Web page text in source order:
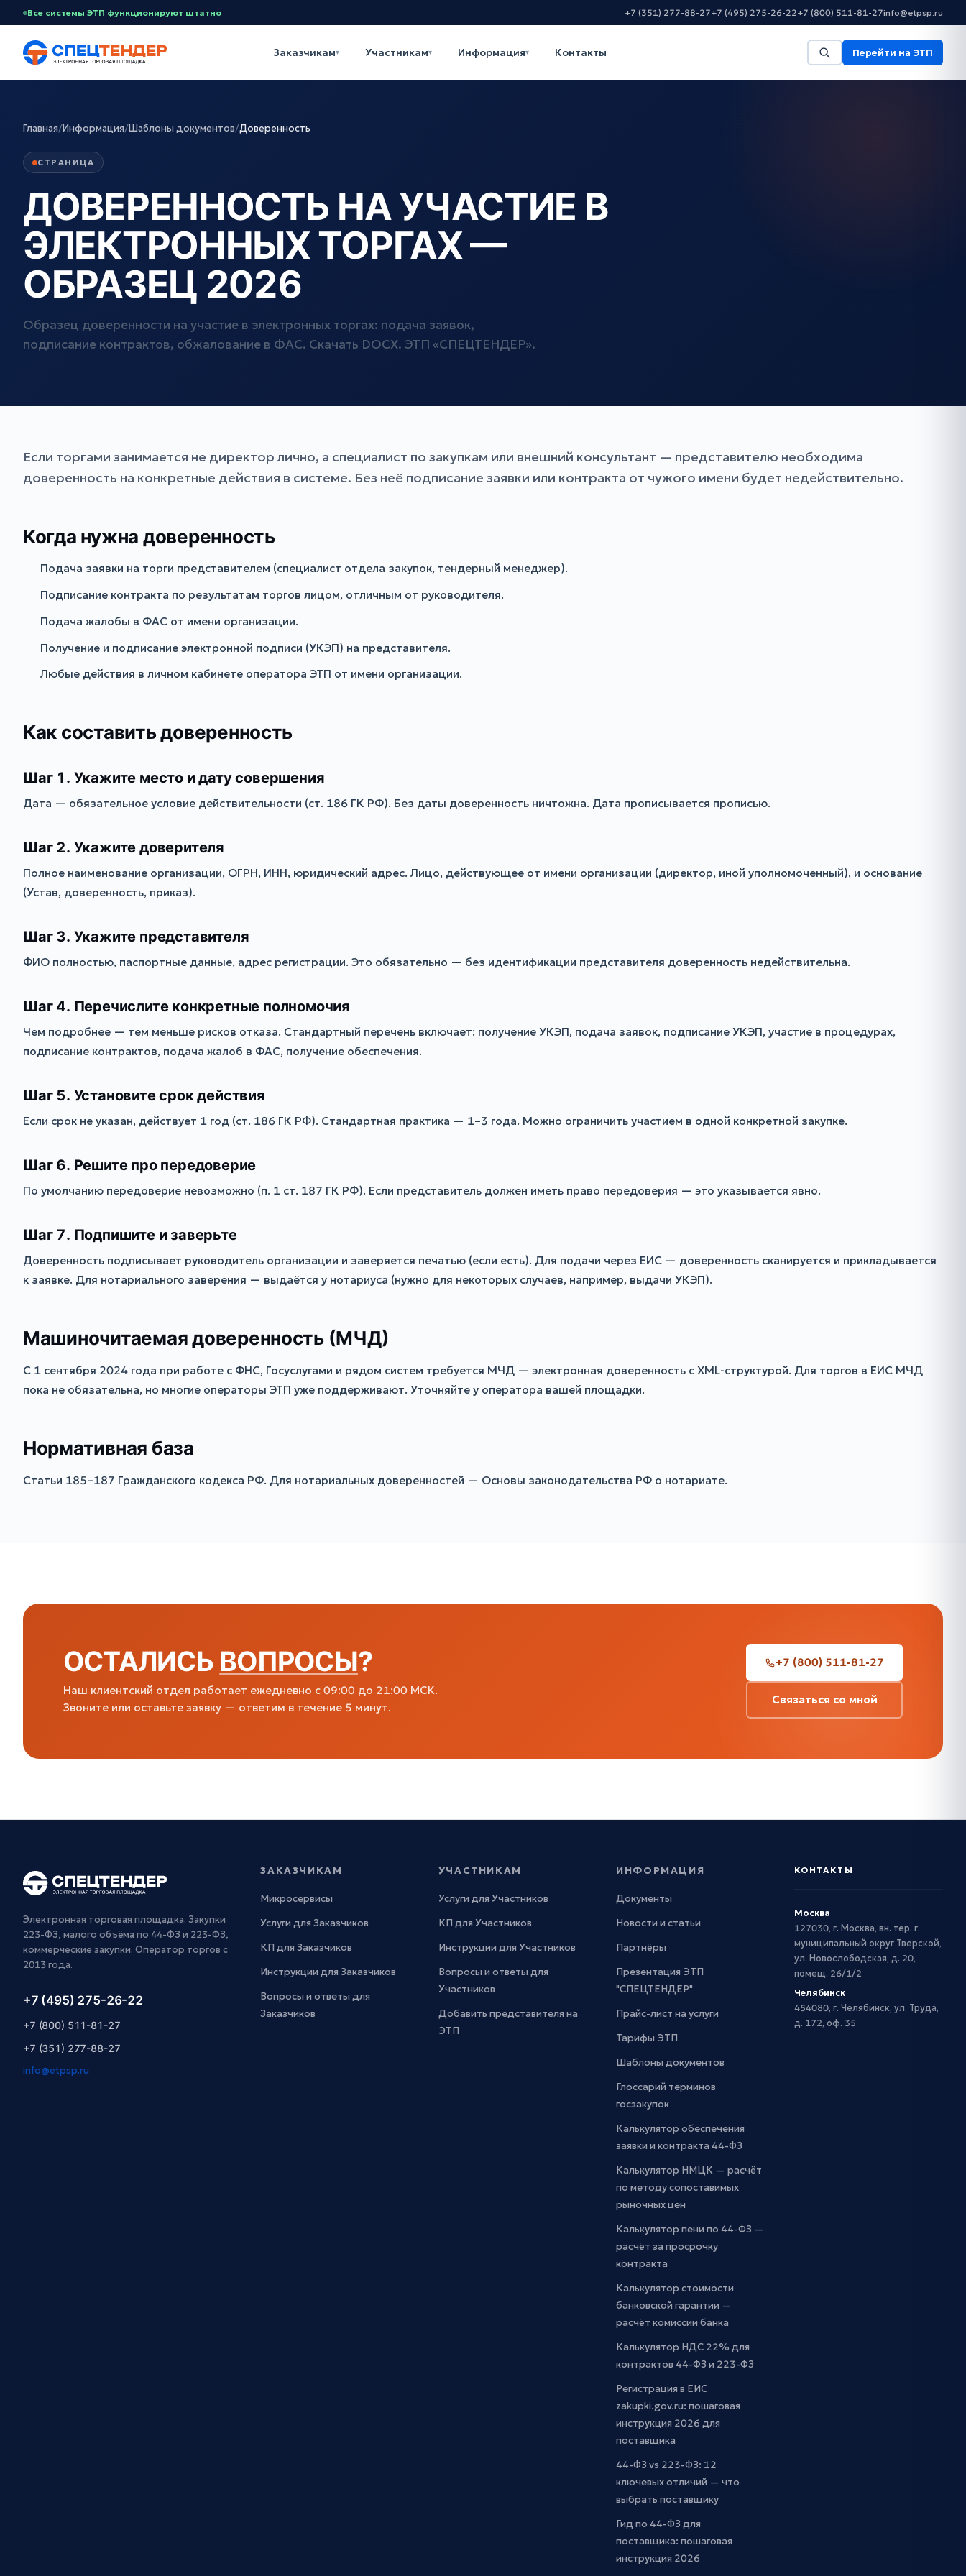
Все системы ЭТП функционируют штатно +7 (351) 277-88-27+7 (495) 275-26-22+7 (800) 511-81-27info@etpsp.ru
Заказчикам▾ Участникам▾ Информация▾ Контакты Перейти на ЭТП
Главная/Информация/Шаблоны документов/Доверенность
СТРАНИЦА
ДОВЕРЕННОСТЬ НА УЧАСТИЕ В
ЭЛЕКТРОННЫХ ТОРГАХ —
ОБРАЗЕЦ 2026
Образец доверенности на участие в электронных торгах: подача заявок,
подписание контрактов, обжалование в ФАС. Скачать DOCX. ЭТП «СПЕЦТЕНДЕР».
Если торгами занимается не директор лично, а специалист по закупкам или внешний консультант — представителю необходима
доверенность на конкретные действия в системе. Без неё подписание заявки или контракта от чужого имени будет недействительно.
Когда нужна доверенность
Подача заявки на торги представителем (специалист отдела закупок, тендерный менеджер).
Подписание контракта по результатам торгов лицом, отличным от руководителя.
Подача жалобы в ФАС от имени организации.
Получение и подписание электронной подписи (УКЭП) на представителя.
Любые действия в личном кабинете оператора ЭТП от имени организации.
Как составить доверенность
Шаг 1. Укажите место и дату совершения
Дата — обязательное условие действительности (ст. 186 ГК РФ). Без даты доверенность ничтожна. Дата прописывается прописью.
Шаг 2. Укажите доверителя
Полное наименование организации, ОГРН, ИНН, юридический адрес. Лицо, действующее от имени организации (директор, иной уполномоченный), и основание
(Устав, доверенность, приказ).
Шаг 3. Укажите представителя
ФИО полностью, паспортные данные, адрес регистрации. Это обязательно — без идентификации представителя доверенность недействительна.
Шаг 4. Перечислите конкретные полномочия
Чем подробнее — тем меньше рисков отказа. Стандартный перечень включает: получение УКЭП, подача заявок, подписание УКЭП, участие в процедурах,
подписание контрактов, подача жалоб в ФАС, получение обеспечения.
Шаг 5. Установите срок действия
Если срок не указан, действует 1 год (ст. 186 ГК РФ). Стандартная практика — 1–3 года. Можно ограничить участием в одной конкретной закупке.
Шаг 6. Решите про передоверие
По умолчанию передоверие невозможно (п. 1 ст. 187 ГК РФ). Если представитель должен иметь право передоверия — это указывается явно.
Шаг 7. Подпишите и заверьте
Доверенность подписывает руководитель организации и заверяется печатью (если есть). Для подачи через ЕИС — доверенность сканируется и прикладывается
к заявке. Для нотариального заверения — выдаётся у нотариуса (нужно для некоторых случаев, например, выдачи УКЭП).
Машиночитаемая доверенность (МЧД)
С 1 сентября 2024 года при работе с ФНС, Госуслугами и рядом систем требуется МЧД — электронная доверенность с XML-структурой. Для торгов в ЕИС МЧД
пока не обязательна, но многие операторы ЭТП уже поддерживают. Уточняйте у оператора вашей площадки.
Нормативная база
Статьи 185–187 Гражданского кодекса РФ. Для нотариальных доверенностей — Основы законодательства РФ о нотариате.
ОСТАЛИСЬ ВОПРОСЫ?
Наш клиентский отдел работает ежедневно с 09:00 до 21:00 МСК.
Звоните или оставьте заявку — ответим в течение 5 минут.
+7 (800) 511-81-27
Связаться со мной
Электронная торговая площадка. Закупки
223-ФЗ, малого объёма по 44-ФЗ и 223-ФЗ,
коммерческие закупки. Оператор торгов с
2013 года.
+7 (495) 275-26-22
+7 (800) 511-81-27
+7 (351) 277-88-27
info@etpsp.ru
ЗАКАЗЧИКАМ
Микросервисы
Услуги для Заказчиков
КП для Заказчиков
Инструкции для Заказчиков
Вопросы и ответы для
Заказчиков
УЧАСТНИКАМ
Услуги для Участников
КП для Участников
Инструкции для Участников
Вопросы и ответы для
Участников
Добавить представителя на
ЭТП
ИНФОРМАЦИЯ
Документы
Новости и статьи
Партнёры
Презентация ЭТП
"СПЕЦТЕНДЕР"
Прайс-лист на услуги
Тарифы ЭТП
Шаблоны документов
Глоссарий терминов
госзакупок
Калькулятор обеспечения
заявки и контракта 44-ФЗ
Калькулятор НМЦК — расчёт
по методу сопоставимых
рыночных цен
Калькулятор пени по 44-ФЗ —
расчёт за просрочку
контракта
Калькулятор стоимости
банковской гарантии —
расчёт комиссии банка
Калькулятор НДС 22% для
контрактов 44-ФЗ и 223-ФЗ
Регистрация в ЕИС
zakupki.gov.ru: пошаговая
инструкция 2026 для
поставщика
44-ФЗ vs 223-ФЗ: 12
ключевых отличий — что
выбрать поставщику
Гид по 44-ФЗ для
поставщика: пошаговая
инструкция 2026
КОНТАКТЫ
Москва
127030, г. Москва, вн. тер. г.
муниципальный округ Тверской,
ул. Новослободская, д. 20,
помещ. 26/1/2
Челябинск
454080, г. Челябинск, ул. Труда,
д. 172, оф. 35